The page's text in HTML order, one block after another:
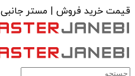
قیمت خرید فروش | مستر جانبی